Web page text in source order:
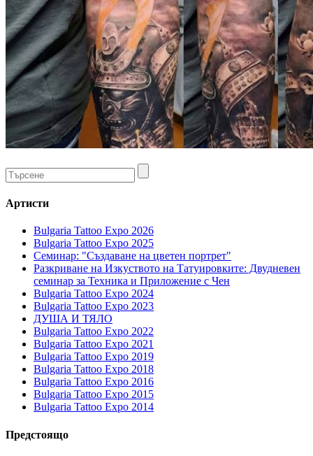
Артисти
Bulgaria Tattoo Expo 2026
Bulgaria Tattoo Expo 2025
Семинар: "Създаване на цветен портрет"
Разкриване на Изкуството на Татуировките: Двудневен
семинар за Техника и Приложение с Чен
Bulgaria Tattoo Expo 2024
Bulgaria Tattoo Expo 2023
ДУША И ТЯЛО
Bulgaria Tattoo Expo 2022
Bulgaria Tattoo Expo 2021
Bulgaria Tattoo Expo 2019
Bulgaria Tattoo Expo 2018
Bulgaria Tattoo Expo 2016
Bulgaria Tattoo Expo 2015
Bulgaria Tattoo Expo 2014
Предстоящо